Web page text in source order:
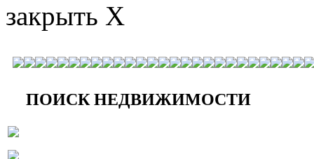
закрыть X
ПОИСК НЕДВИЖИМОСТИ